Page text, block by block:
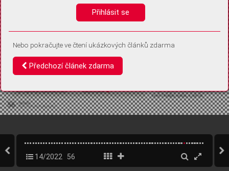
14/2022 56
Přihlásit se
Nebo pokračujte ve čtení ukázkových článků zdarma
Předchozí článek zdarma